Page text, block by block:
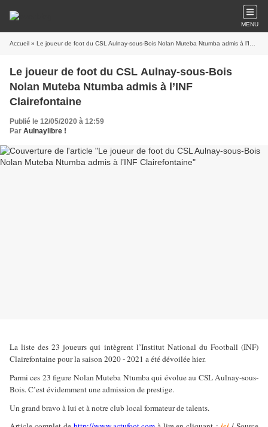
MENU
Accueil » Le joueur de foot du CSL Aulnay-sous-Bois Nolan Muteba Ntumba admis à l’INF Clairefontaine
Le joueur de foot du CSL Aulnay-sous-Bois
Nolan Muteba Ntumba admis à l’INF
Clairefontaine
Publié le 12/05/2020 à 12:59
Par Aulnaylibre !
La liste des 23 joueurs qui intègrent l’Institut National du Football (INF)
Clairefontaine pour la saison 2020 - 2021 a été dévoilée hier.
Parmi ces 23 figure Nolan Muteba Ntumba qui évolue au CSL Aulnay-sous-
Bois. C’est évidemment une admission de prestige.
Un grand bravo à lui et à notre club local formateur de talents.